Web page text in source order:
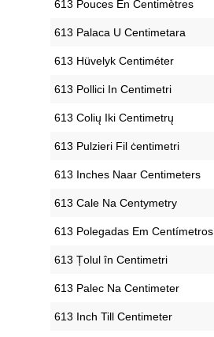
‎613 Pouces En Centimètres
‎613 Palaca U Centimetara
‎613 Hüvelyk Centiméter
‎613 Pollici In Centimetri
‎613 Colių Iki Centimetrų
‎613 Pulzieri Fil ċentimetri
‎613 Inches Naar Centimeters
‎613 Cale Na Centymetry
‎613 Polegadas Em Centímetros
‎613 Țolul în Centimetri
‎613 Palec Na Centimeter
‎613 Inch Till Centimeter